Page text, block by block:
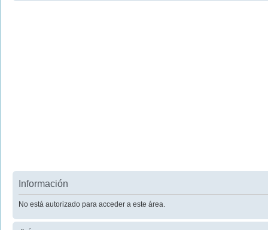
Información
No está autorizado para acceder a este área.